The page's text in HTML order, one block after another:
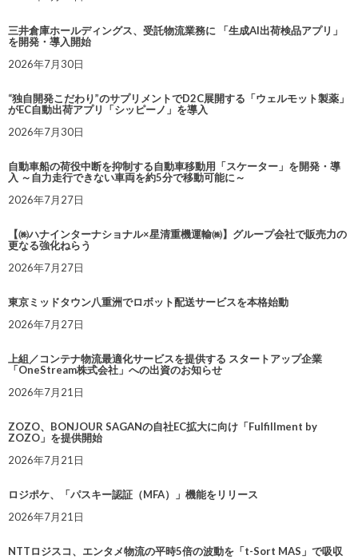
三井倉庫ホールディングス、受託物流業務に 「生成AI出荷検品アプリ」
を開発・導入開始
2026年7月30日
“独自開発こだわり”のサプリメントでD2C展開する「ウェルモット製薬」
がEC自動出荷アプリ「シッピーノ」を導入
2026年7月30日
自動車船の荷役中断を抑制する自動車移動用「スケーター」を開発・導
入 ～自力走行できない車両を約5分で移動可能に～
2026年7月27日
【㈱ハナインターナショナル×星清重機運輸㈱】グループ会社で販売力の
更なる強化ねらう
2026年7月27日
東京ミッドタウン八重洲でロボット配送サービスを本格始動
2026年7月27日
上組／コンテナ物流最適化サービスを提供する スタートアップ企業
「OneStream株式会社」への出資のお知らせ
2026年7月21日
ZOZO、BONJOUR SAGANの自社EC拡大に向け「Fulfillment by
ZOZO」を提供開始
2026年7月21日
ロジポケ、「パスキー認証（MFA）」機能をリリース
2026年7月21日
NTTロジスコ、エンタメ物流の平時5倍の波動を「t-Sort MAS」で吸収